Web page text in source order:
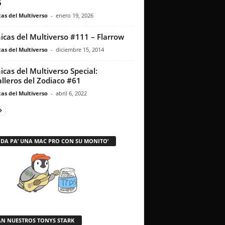
del Multiverso - enero 19, 2026
del Multiverso #111 – Flarrow
del Multiverso - diciembre 15, 2014
del Multiverso Special:
del Zodiaco #61
del Multiverso - abril 6, 2022
PA’ UNA MAC PRO CON SU MONITO’
NUESTROS TONYS STARK